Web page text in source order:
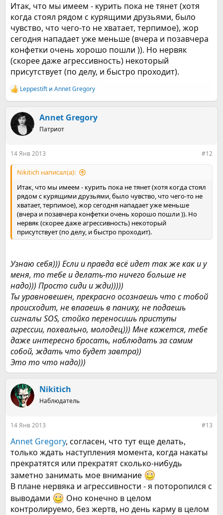
Итак, что мы имеем - курить пока не тянет (хотя
когда стоял рядом с курящими друзьями, было
чувство, что чего-то не хватает, терпимое), жор
сегодня нападает уже меньше (вчера и позавчера
конфетки очень хорошо пошли )). Но нервяк
(скорее даже агрессивность) некоторый
присутствует (по делу, и быстро проходит).
Р
е
к
ц
и
Leppestift и Annet Gregory
Annet Gregory
Патриот
14 Янв 2013 #12
Nikitich написал(а):
Итак, что мы имеем - курить пока не тянет (хотя когда стоял
рядом с курящими друзьями, было чувство, что чего-то не
хватает, терпимое), жор сегодня нападает уже меньше
(вчера и позавчера конфетки очень хорошо пошли )). Но
нервяк (скорее даже агрессивность) некоторый
присутствует (по делу, и быстро проходит).
Узнаю себя))) Если и правда всё идет так же как и у
меня, то тебе и делать-то ничего больше не
надо))) Просто сиди и жди)))))
Ты уравновешен, прекрасно осознаешь что с тобой
происходит, не впааешь в панику, не подаешь
сигналы SOS, стойко переносишь приступы
агрессии, похвально, молодец))) Мне кажется, тебе
даже интересно бросать, наблюдать за самим
собой, ждать что будет завтра))
Это то что надо)))
Nikitich
Наблюдатель
14 Янв 2013 #13
Annet Gregory, согласен, что тут еще делать,
только ждать наступления момента, когда накаты
прекратятся или прекратят сколько-нибудь
заметно занимать мое внимание
В плане нервяка и агрессивности - я поторопился с
выводами
Оно конечно в целом
контролируемо, без жертв, но день карму в целом